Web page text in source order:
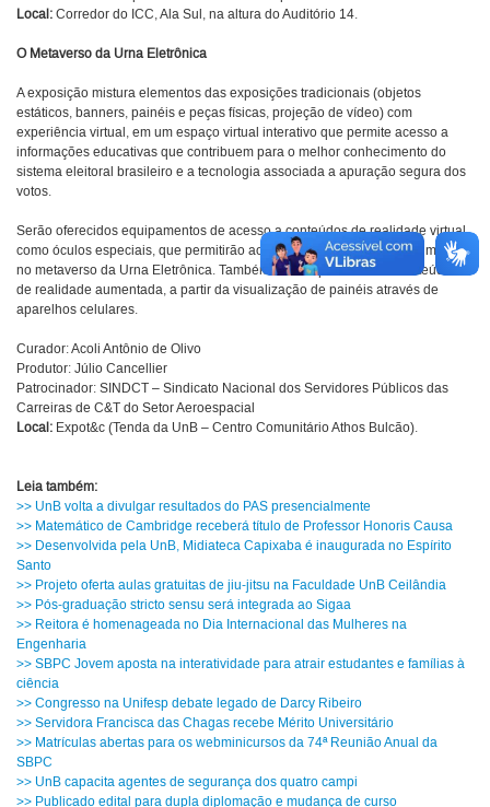
Local: Corredor do ICC, Ala Sul, na altura do Auditório 14.
O Metaverso da Urna Eletrônica
A exposição mistura elementos das exposições tradicionais (objetos
estáticos, banners, painéis e peças físicas, projeção de vídeo) com
experiência virtual, em um espaço virtual interativo que permite acesso a
informações educativas que contribuem para o melhor conhecimento do
sistema eleitoral brasileiro e a tecnologia associada a apuração segura dos
votos.
Serão oferecidos equipamentos de acesso a conteúdos de realidade virtual,
como óculos especiais, que permitirão ao visitante uma experiência imersiva
no metaverso da Urna Eletrônica. Também serão apresentados conteúdos
de realidade aumentada, a partir da visualização de painéis através de
aparelhos celulares.
Curador: Acoli Antônio de Olivo
Produtor: Júlio Cancellier
Patrocinador: SINDCT – Sindicato Nacional dos Servidores Públicos das
Carreiras de C&T do Setor Aeroespacial
Local: Expot&c (Tenda da UnB – Centro Comunitário Athos Bulcão).
Leia também:
>> UnB volta a divulgar resultados do PAS presencialmente
>> Matemático de Cambridge receberá título de Professor Honoris Causa
>> Desenvolvida pela UnB, Midiateca Capixaba é inaugurada no Espírito
Santo
>> Projeto oferta aulas gratuitas de jiu-jitsu na Faculdade UnB Ceilândia
>> Pós-graduação stricto sensu será integrada ao Sigaa
>> Reitora é homenageada no Dia Internacional das Mulheres na
Engenharia
>> SBPC Jovem aposta na interatividade para atrair estudantes e famílias à
ciência
>> Congresso na Unifesp debate legado de Darcy Ribeiro
>> Servidora Francisca das Chagas recebe Mérito Universitário
>> Matrículas abertas para os webminicursos da 74ª Reunião Anual da
SBPC
>> UnB capacita agentes de segurança dos quatro campi
>> Publicado edital para dupla diplomação e mudança de curso